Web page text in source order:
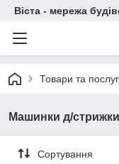
Віста - мережа
Товари та
Машинки д/стрижки
Сортування